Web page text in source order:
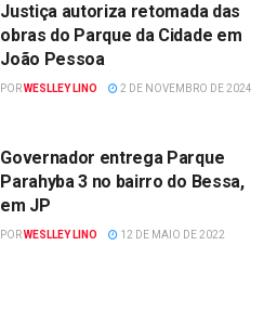
Justiça autoriza retomada das
obras do Parque da Cidade em
João Pessoa
PORWESLLEY LINO 2 DE NOVEMBRO DE 2024
Governador entrega Parque
Parahyba 3 no bairro do Bessa,
em JP
PORWESLLEY LINO 12 DE MAIO DE 2022